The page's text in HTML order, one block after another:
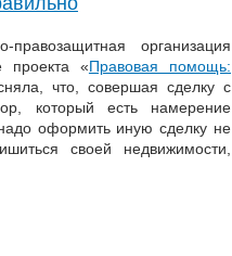
организация
проекта «Правовая помощь:
что, совершая сделку с
который есть намерение
оформить иную сделку не
своей недвижимости,